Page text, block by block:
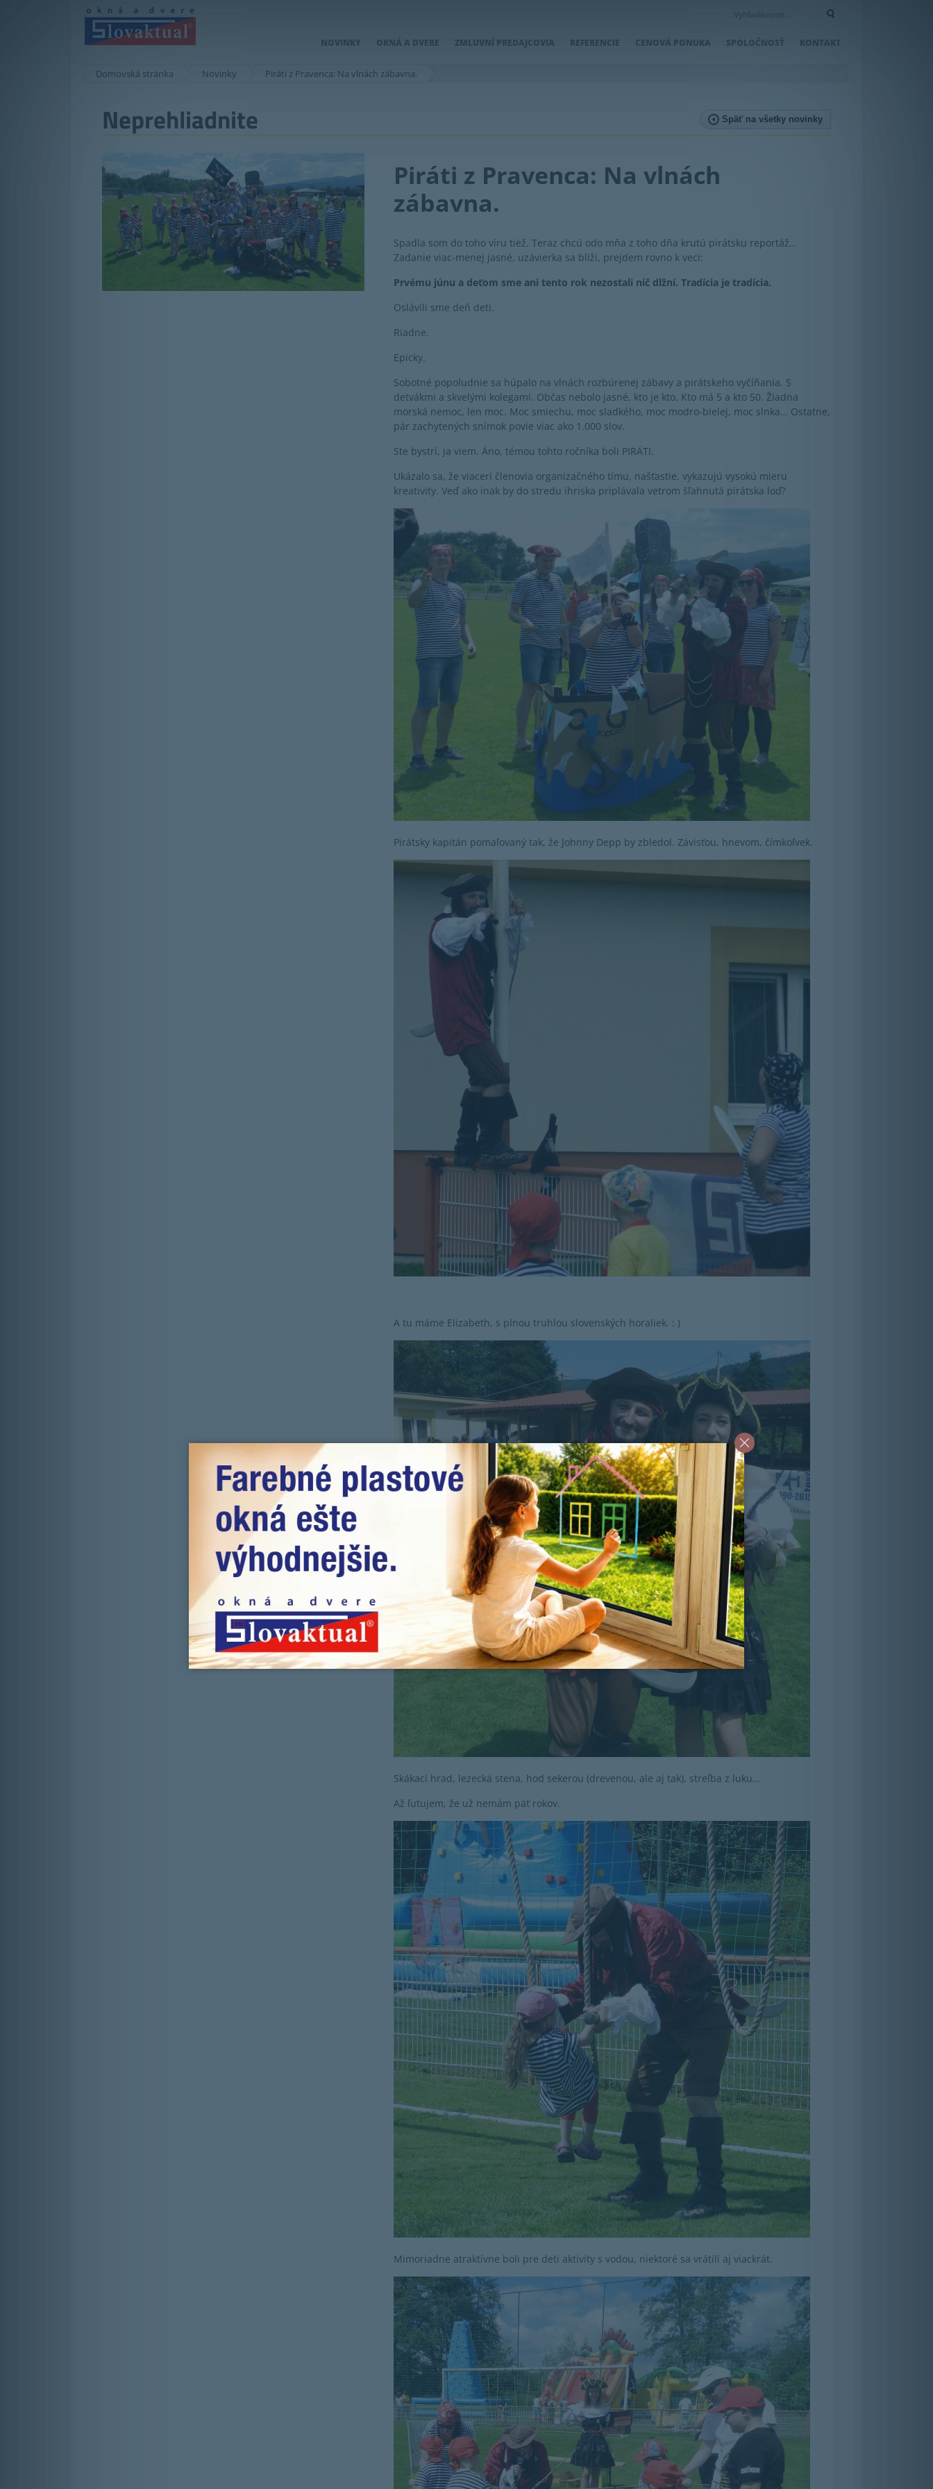
NOVINKY OKNÁ A DVERE ZMLUVNÍ PREDAJCOVIA REFERENCIE CENOVÁ PONUKA SPOLOČNOSŤ KONTAKT
Domovská stránka Novinky Piráti z Pravenca: Na vlnách zábavna.
Neprehliadnite Späť na všetky novinky
Piráti z Pravenca: Na vlnách
zábavna.
Spadla som do toho víru tiež. Teraz chcú odo mňa z toho dňa krutú pirátsku reportáž…
Zadanie viac-menej jasné, uzávierka sa blíži, prejdem rovno k veci:
Prvému júnu a deťom sme ani tento rok nezostali nič dlžní. Tradícia je tradícia.
Oslávili sme deň detí.
Riadne.
Epicky.
Sobotné popoludnie sa húpalo na vlnách rozbúrenej zábavy a pirátskeho vyčíňania. S
detvákmi a skvelými kolegami. Občas nebolo jasné, kto je kto. Kto má 5 a kto 50. Žiadna
morská nemoc, len moc. Moc smiechu, moc sladkého, moc modro-bielej, moc slnka… Ostatne,
pár zachytených snímok povie viac ako 1.000 slov.
Ste bystrí, ja viem. Áno, témou tohto ročníka boli PIRÁTI.
Ukázalo sa, že viacerí členovia organizačného tímu, našťastie, vykazujú vysokú mieru
kreativity. Veď ako inak by do stredu ihriska priplávala vetrom šľahnutá pirátska loď?
Pirátsky kapitán pomaľovaný tak, že Johnny Depp by zbledol. Závisťou, hnevom, čímkoľvek.
A tu máme Elizabeth, s plnou truhlou slovenských horaliek. : )
Skákací hrad, lezecká stena, hod sekerou (drevenou, ale aj tak), streľba z luku…
Až ľutujem, že už nemám päť rokov.
Mimoriadne atraktívne boli pre deti aktivity s vodou, niektoré sa vrátili aj viackrát.